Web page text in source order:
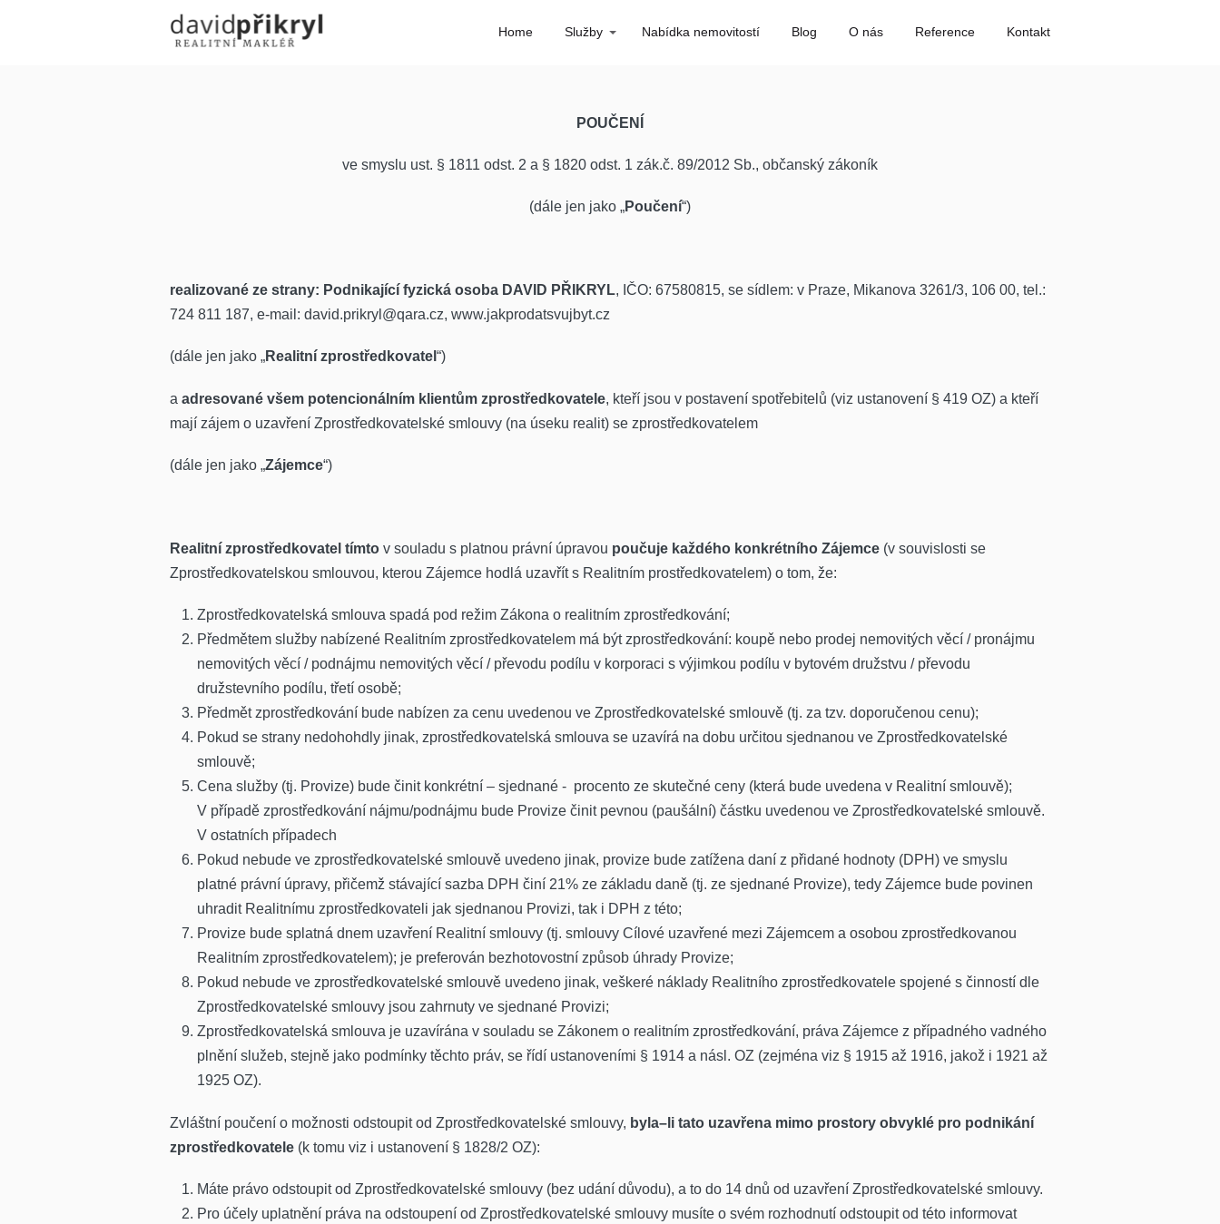
Home Služby Nabídka nemovitostí Blog O nás Reference Kontakt
POUČENÍ
ve smyslu ust. § 1811 odst. 2 a § 1820 odst. 1 zák.č. 89/2012 Sb., občanský zákoník
(dále jen jako „Poučení“)
realizované ze strany: Podnikající fyzická osoba DAVID PŘIKRYL, IČO: 67580815, se sídlem: v Praze, Mikanova 3261/3, 106 00, tel.:
724 811 187, e-mail: david.prikryl@qara.cz, www.jakprodatsvujbyt.cz
(dále jen jako „Realitní zprostředkovatel “)
a adresované všem potencionálním klientům zprostředkovatele, kteří jsou v postavení spotřebitelů (viz ustanovení § 419 OZ) a kteří
mají zájem o uzavření Zprostředkovatelské smlouvy (na úseku realit) se zprostředkovatelem
(dále jen jako „Zájemce“)
Realitní zprostředkovatel tímto v souladu s platnou právní úpravou poučuje každého konkrétního Zájemce (v souvislosti se
Zprostředkovatelskou smlouvou, kterou Zájemce hodlá uzavřít s Realitním prostředkovatelem) o tom, že:
Zprostředkovatelská smlouva spadá pod režim Zákona o realitním zprostředkování;
Předmětem služby nabízené Realitním zprostředkovatelem má být zprostředkování: koupě nebo prodej nemovitých věcí / pronájmu
nemovitých věcí / podnájmu nemovitých věcí / převodu podílu v korporaci s výjimkou podílu v bytovém družstvu / převodu
družstevního podílu, třetí osobě;
Předmět zprostředkování bude nabízen za cenu uvedenou ve Zprostředkovatelské smlouvě (tj. za tzv. doporučenou cenu);
Pokud se strany nedohohdly jinak, zprostředkovatelská smlouva se uzavírá na dobu určitou sjednanou ve Zprostředkovatelské
smlouvě;
Cena služby (tj. Provize) bude činit konkrétní – sjednané - procento ze skutečné ceny (která bude uvedena v Realitní smlouvě);
V případě zprostředkování nájmu/podnájmu bude Provize činit pevnou (paušální) částku uvedenou ve Zprostředkovatelské smlouvě.
V ostatních případech
Pokud nebude ve zprostředkovatelské smlouvě uvedeno jinak, provize bude zatížena daní z přidané hodnoty (DPH) ve smyslu
platné právní úpravy, přičemž stávající sazba DPH činí 21% ze základu daně (tj. ze sjednané Provize), tedy Zájemce bude povinen
uhradit Realitnímu zprostředkovateli jak sjednanou Provizi, tak i DPH z této;
Provize bude splatná dnem uzavření Realitní smlouvy (tj. smlouvy Cílové uzavřené mezi Zájemcem a osobou zprostředkovanou
Realitním zprostředkovatelem); je preferován bezhotovostní způsob úhrady Provize;
Pokud nebude ve zprostředkovatelské smlouvě uvedeno jinak, veškeré náklady Realitního zprostředkovatele spojené s činností dle
Zprostředkovatelské smlouvy jsou zahrnuty ve sjednané Provizi;
Zprostředkovatelská smlouva je uzavírána v souladu se Zákonem o realitním zprostředkování, práva Zájemce z případného vadného
plnění služeb, stejně jako podmínky těchto práv, se řídí ustanoveními § 1914 a násl. OZ (zejména viz § 1915 až 1916, jakož i 1921 až
1925 OZ).
Zvláštní poučení o možnosti odstoupit od Zprostředkovatelské smlouvy, byla–li tato uzavřena mimo prostory obvyklé pro podnikání
zprostředkovatele (k tomu viz i ustanovení § 1828/2 OZ):
Máte právo odstoupit od Zprostředkovatelské smlouvy (bez udání důvodu), a to do 14 dnů od uzavření Zprostředkovatelské smlouvy.
Pro účely uplatnění práva na odstoupení od Zprostředkovatelské smlouvy musíte o svém rozhodnutí odstoupit od této informovat